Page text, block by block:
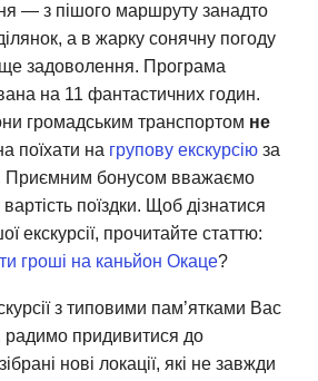
— з пішого маршруту занадто
а в жарку сонячну погоду
задоволення. Програма
на 11 фантастичних годин.
громадським транспортом не
поїхати на групову екскурсію за
Приємним бонусом вважаємо
поїздки. Щоб дізнатися
екскурсії, прочитайте статтю:
гроші на каньйон Окаце?
з типовими пам’ятками Вас
придивитися до
нові локації, які не завжди